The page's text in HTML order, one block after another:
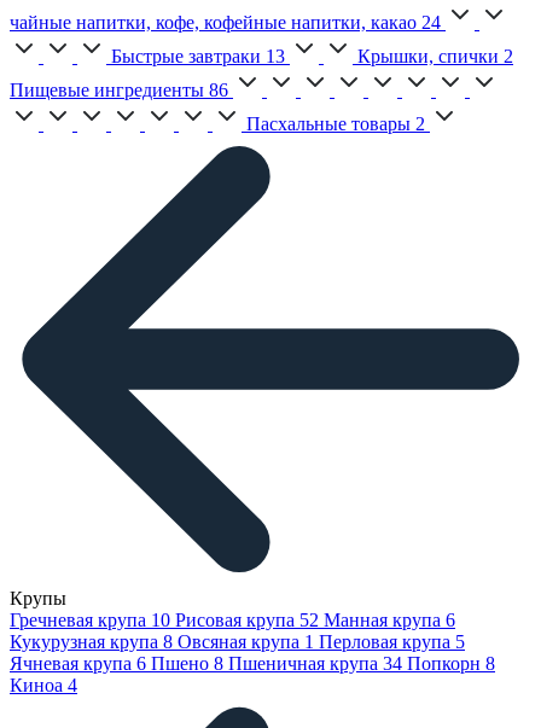
чайные напитки, кофе, кофейные напитки, какао 24
Быстрые завтраки 13 Крышки, спички 2
Пищевые ингредиенты 86
Пасхальные товары 2
Крупы
Гречневая крупа 10 Рисовая крупа 52 Манная крупа 6
Кукурузная крупа 8 Овсяная крупа 1 Перловая крупа 5
Ячневая крупа 6 Пшено 8 Пшеничная крупа 34 Попкорн 8
Киноа 4